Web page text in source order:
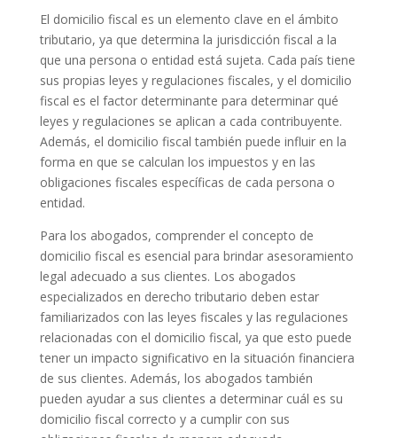
El domicilio fiscal es un elemento clave en el ámbito
tributario, ya que determina la jurisdicción fiscal a la
que una persona o entidad está sujeta. Cada país tiene
sus propias leyes y regulaciones fiscales, y el domicilio
fiscal es el factor determinante para determinar qué
leyes y regulaciones se aplican a cada contribuyente.
Además, el domicilio fiscal también puede influir en la
forma en que se calculan los impuestos y en las
obligaciones fiscales específicas de cada persona o
entidad.
Para los abogados, comprender el concepto de
domicilio fiscal es esencial para brindar asesoramiento
legal adecuado a sus clientes. Los abogados
especializados en derecho tributario deben estar
familiarizados con las leyes fiscales y las regulaciones
relacionadas con el domicilio fiscal, ya que esto puede
tener un impacto significativo en la situación financiera
de sus clientes. Además, los abogados también
pueden ayudar a sus clientes a determinar cuál es su
domicilio fiscal correcto y a cumplir con sus